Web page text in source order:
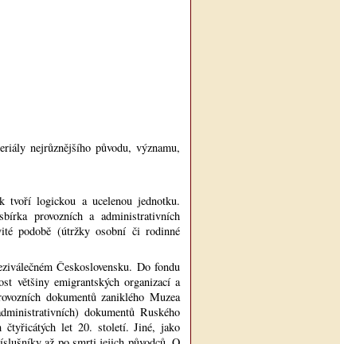
nejrůznějšího původu, významu,
tvoří logickou a ucelenou jednotku.
provozních a administrativních
podobě (útržky osobní či rodinné
Československu. Do fondu
většiny emigrantských organizací a
dokumentů zaniklého Muzea
dokumentů Ruského
čtyřicátých let 20. století. Jiné, jako